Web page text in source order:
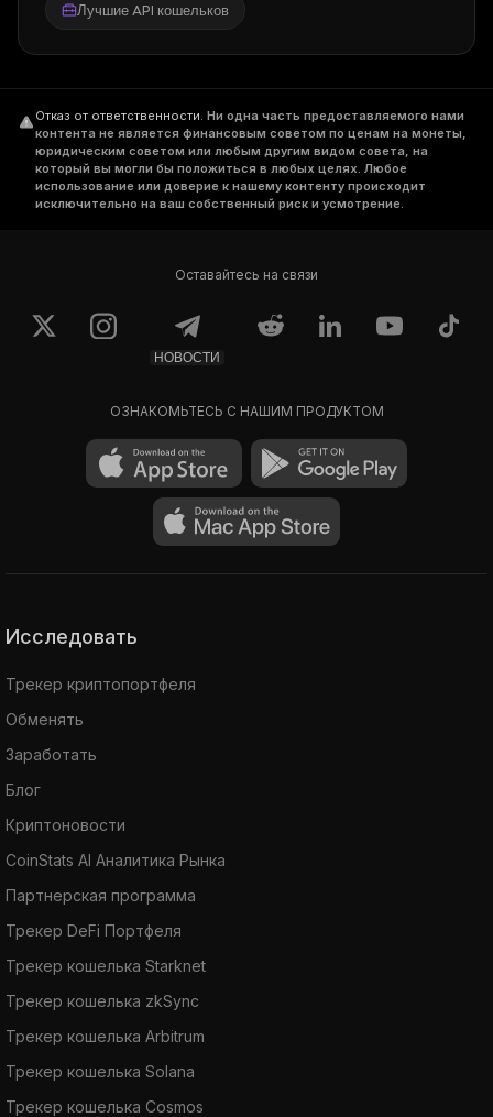
Лучшие API кошельков
Отказ от ответственности. Ни одна часть предоставляемого нами
контента не является финансовым советом по ценам на монеты,
юридическим советом или любым другим видом совета, на
который вы могли бы положиться в любых целях. Любое
использование или доверие к нашему контенту происходит
исключительно на ваш собственный риск и усмотрение.
Оставайтесь на связи
НОВОСТИ
ОЗНАКОМЬТЕСЬ С НАШИМ ПРОДУКТОМ
Исследовать
Трекер криптопортфеля
Обменять
Заработать
Блог
Криптоновости
CoinStats AI Аналитика Рынка
Партнерская программа
Трекер DeFi Портфеля
Трекер кошелька Starknet
Трекер кошелька zkSync
Трекер кошелька Arbitrum
Трекер кошелька Solana
Трекер кошелька Cosmos